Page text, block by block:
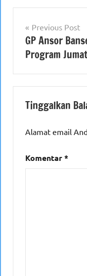
Navigasi
pos
Previous Post
GP Ansor
Program
Tinggalkan
Alamat email
Komentar*